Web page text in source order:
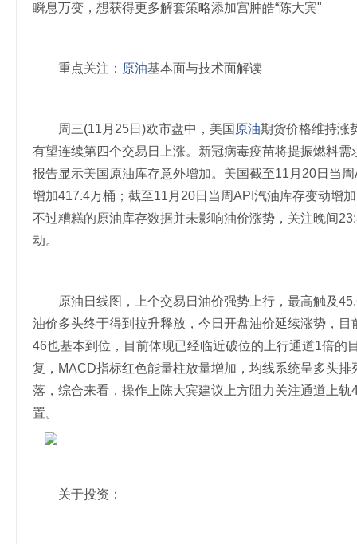
瞬息万变，想获得更多解套策略添加宫肿皓“陈大宾"
重点关注： 原油基本面与技术面解读
周三(11月25日)欧市盘中，美国 原油期货价格维持涨
有望连续第四个交易日上涨。新冠病毒疫苗将提振燃料
报告显示美国原油库存意外增加。美国截至11月20日当
增加417.4万桶；截至11月20日当周API汽油库存变动增
不过糟糕的原油库存数据并未影响油价涨势，关注晚间
动。
原油日线图，上个交易日油价强势上行，最高触及
油价多头终于得到拉升释放，今日开盘油价延续涨势，
46也基本到位，目前体现已经临近破位的上行通道1倍的
复，MACD指标红色能量柱放量增加，均线系统呈多头
落，综合来看，操作上陈大宾建议上方阻力关注通道上
置。
关于投资：